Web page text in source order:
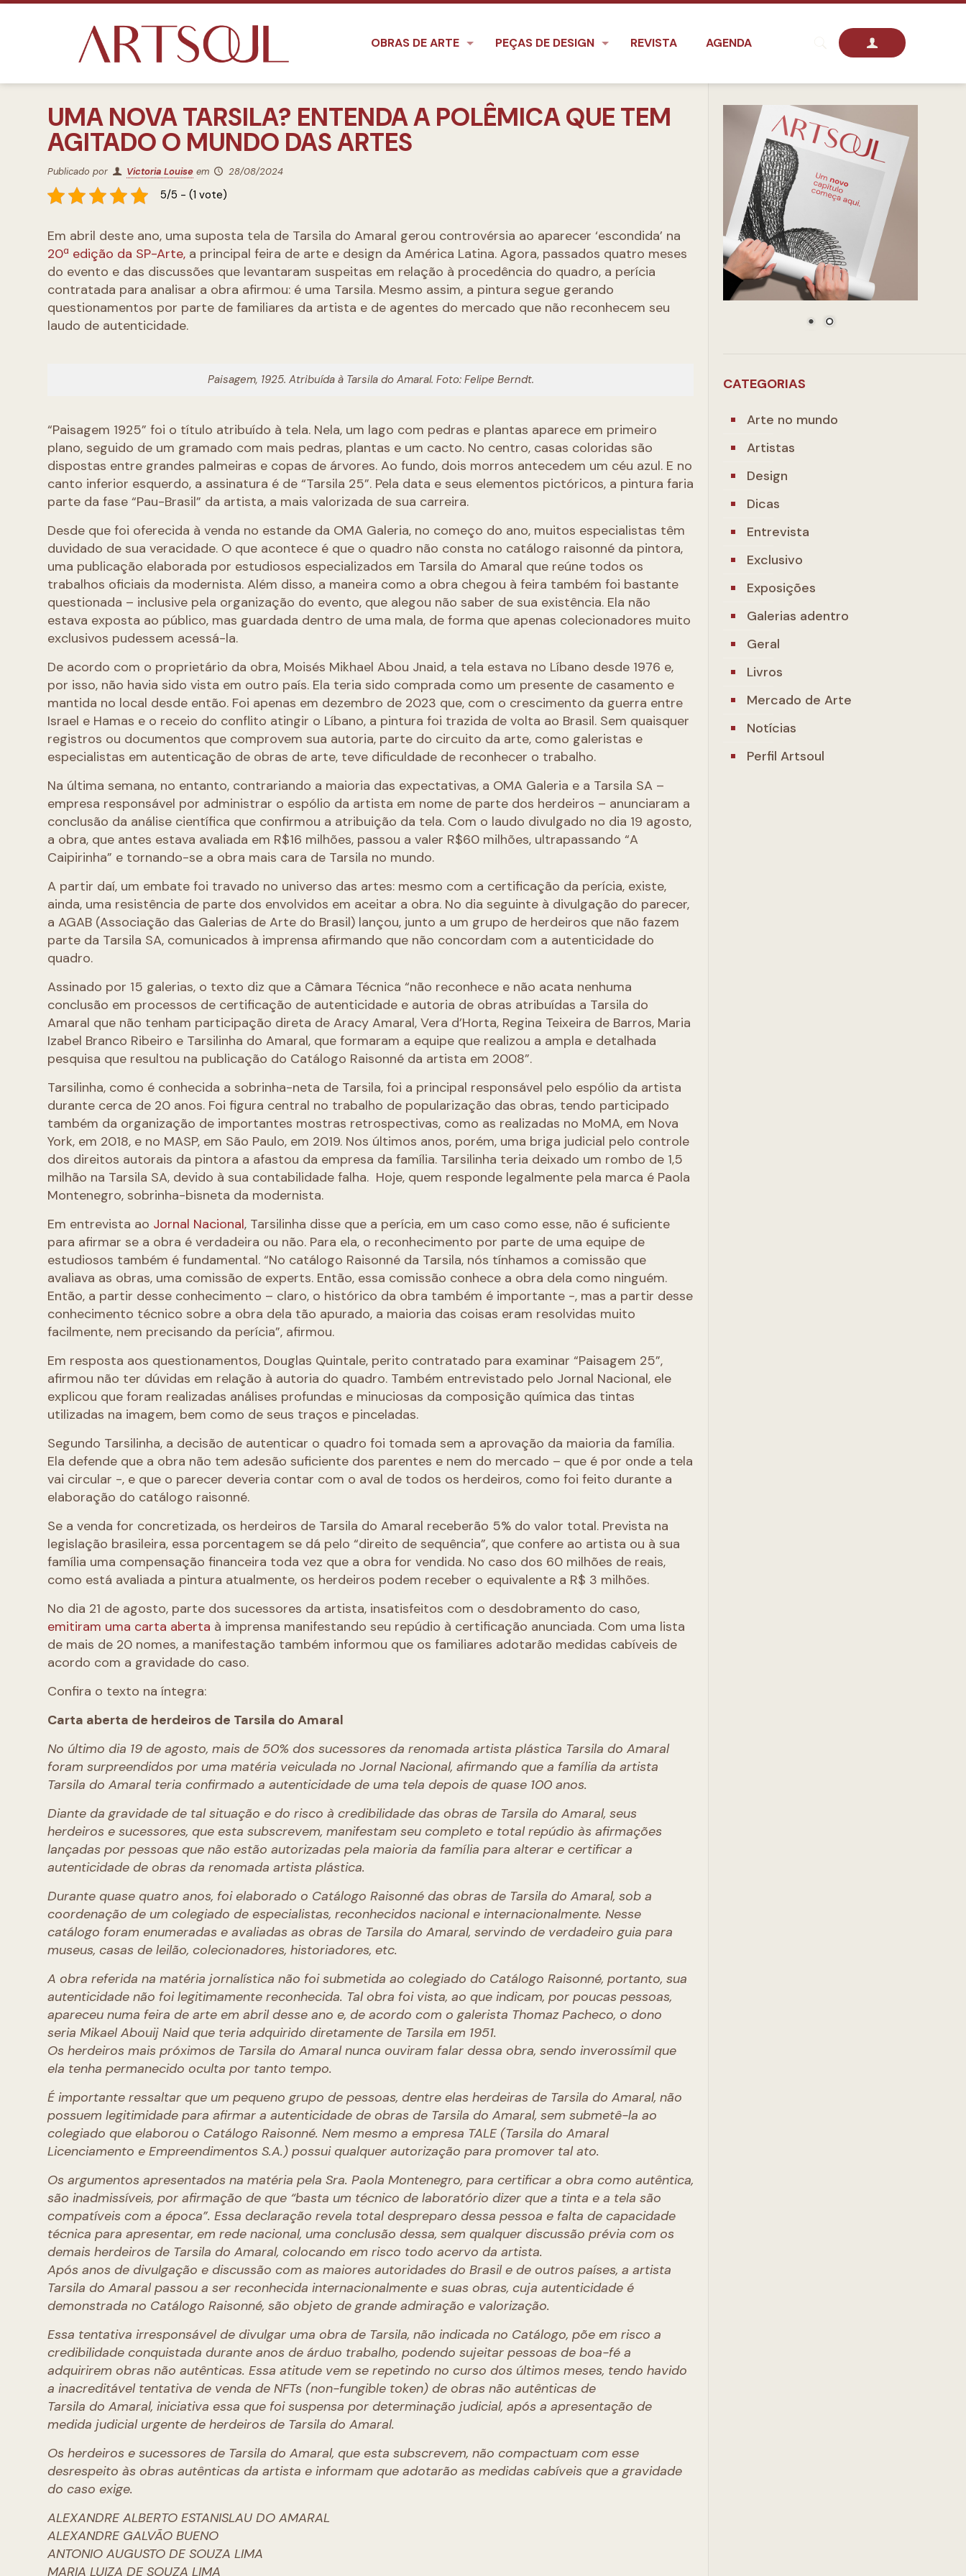
OBRAS DE ARTE PEÇAS DE DESIGN REVISTA AGENDA
UMA NOVA TARSILA? ENTENDA A POLÊMICA QUE TEM
AGITADO O MUNDO DAS ARTES
Publicado por Victoria Louise em 28/08/2024
5/5 - (1 vote)
Em abril deste ano, uma suposta tela de Tarsila do Amaral gerou controvérsia ao aparecer ‘escondida’ na
20ª edição da SP-Arte, a principal feira de arte e design da América Latina. Agora, passados quatro meses
do evento e das discussões que levantaram suspeitas em relação à procedência do quadro, a perícia
contratada para analisar a obra afirmou: é uma Tarsila. Mesmo assim, a pintura segue gerando
questionamentos por parte de familiares da artista e de agentes do mercado que não reconhecem seu
laudo de autenticidade.
Paisagem, 1925. Atribuída à Tarsila do Amaral. Foto: Felipe Berndt.
“Paisagem 1925” foi o título atribuído à tela. Nela, um lago com pedras e plantas aparece em primeiro
plano, seguido de um gramado com mais pedras, plantas e um cacto. No centro, casas coloridas são
dispostas entre grandes palmeiras e copas de árvores. Ao fundo, dois morros antecedem um céu azul. E no
canto inferior esquerdo, a assinatura é de “Tarsila 25”. Pela data e seus elementos pictóricos, a pintura faria
parte da fase “Pau-Brasil” da artista, a mais valorizada de sua carreira.
Desde que foi oferecida à venda no estande da OMA Galeria, no começo do ano, muitos especialistas têm
duvidado de sua veracidade. O que acontece é que o quadro não consta no catálogo raisonné da pintora,
uma publicação elaborada por estudiosos especializados em Tarsila do Amaral que reúne todos os
trabalhos oficiais da modernista. Além disso, a maneira como a obra chegou à feira também foi bastante
questionada – inclusive pela organização do evento, que alegou não saber de sua existência. Ela não
estava exposta ao público, mas guardada dentro de uma mala, de forma que apenas colecionadores muito
exclusivos pudessem acessá-la.
De acordo com o proprietário da obra, Moisés Mikhael Abou Jnaid, a tela estava no Líbano desde 1976 e,
por isso, não havia sido vista em outro país. Ela teria sido comprada como um presente de casamento e
mantida no local desde então. Foi apenas em dezembro de 2023 que, com o crescimento da guerra entre
Israel e Hamas e o receio do conflito atingir o Líbano, a pintura foi trazida de volta ao Brasil. Sem quaisquer
registros ou documentos que comprovem sua autoria, parte do circuito da arte, como galeristas e
especialistas em autenticação de obras de arte, teve dificuldade de reconhecer o trabalho.
Na última semana, no entanto, contrariando a maioria das expectativas, a OMA Galeria e a Tarsila SA –
empresa responsável por administrar o espólio da artista em nome de parte dos herdeiros – anunciaram a
conclusão da análise científica que confirmou a atribuição da tela. Com o laudo divulgado no dia 19 agosto,
a obra, que antes estava avaliada em R$16 milhões, passou a valer R$60 milhões, ultrapassando “A
Caipirinha” e tornando-se a obra mais cara de Tarsila no mundo.
A partir daí, um embate foi travado no universo das artes: mesmo com a certificação da perícia, existe,
ainda, uma resistência de parte dos envolvidos em aceitar a obra. No dia seguinte à divulgação do parecer,
a AGAB (Associação das Galerias de Arte do Brasil) lançou, junto a um grupo de herdeiros que não fazem
parte da Tarsila SA, comunicados à imprensa afirmando que não concordam com a autenticidade do
quadro.
Assinado por 15 galerias, o texto diz que a Câmara Técnica “não reconhece e não acata nenhuma
conclusão em processos de certificação de autenticidade e autoria de obras atribuídas a Tarsila do
Amaral que não tenham participação direta de Aracy Amaral, Vera d’Horta, Regina Teixeira de Barros, Maria
Izabel Branco Ribeiro e Tarsilinha do Amaral, que formaram a equipe que realizou a ampla e detalhada
pesquisa que resultou na publicação do Catálogo Raisonné da artista em 2008”.
Tarsilinha, como é conhecida a sobrinha-neta de Tarsila, foi a principal responsável pelo espólio da artista
durante cerca de 20 anos. Foi figura central no trabalho de popularização das obras, tendo participado
também da organização de importantes mostras retrospectivas, como as realizadas no MoMA, em Nova
York, em 2018, e no MASP, em São Paulo, em 2019. Nos últimos anos, porém, uma briga judicial pelo controle
dos direitos autorais da pintora a afastou da empresa da família. Tarsilinha teria deixado um rombo de 1,5
milhão na Tarsila SA, devido à sua contabilidade falha. Hoje, quem responde legalmente pela marca é Paola
Montenegro, sobrinha-bisneta da modernista.
Em entrevista ao Jornal Nacional, Tarsilinha disse que a perícia, em um caso como esse, não é suficiente
para afirmar se a obra é verdadeira ou não. Para ela, o reconhecimento por parte de uma equipe de
estudiosos também é fundamental. “No catálogo Raisonné da Tarsila, nós tínhamos a comissão que
avaliava as obras, uma comissão de experts. Então, essa comissão conhece a obra dela como ninguém.
Então, a partir desse conhecimento – claro, o histórico da obra também é importante -, mas a partir desse
conhecimento técnico sobre a obra dela tão apurado, a maioria das coisas eram resolvidas muito
facilmente, nem precisando da perícia”, afirmou.
Em resposta aos questionamentos, Douglas Quintale, perito contratado para examinar “Paisagem 25”,
afirmou não ter dúvidas em relação à autoria do quadro. Também entrevistado pelo Jornal Nacional, ele
explicou que foram realizadas análises profundas e minuciosas da composição química das tintas
utilizadas na imagem, bem como de seus traços e pinceladas.
Segundo Tarsilinha, a decisão de autenticar o quadro foi tomada sem a aprovação da maioria da família.
Ela defende que a obra não tem adesão suficiente dos parentes e nem do mercado – que é por onde a tela
vai circular -, e que o parecer deveria contar com o aval de todos os herdeiros, como foi feito durante a
elaboração do catálogo raisonné.
Se a venda for concretizada, os herdeiros de Tarsila do Amaral receberão 5% do valor total. Prevista na
legislação brasileira, essa porcentagem se dá pelo “direito de sequência”, que confere ao artista ou à sua
família uma compensação financeira toda vez que a obra for vendida. No caso dos 60 milhões de reais,
como está avaliada a pintura atualmente, os herdeiros podem receber o equivalente a R$ 3 milhões.
No dia 21 de agosto, parte dos sucessores da artista, insatisfeitos com o desdobramento do caso,
emitiram uma carta aberta à imprensa manifestando seu repúdio à certificação anunciada. Com uma lista
de mais de 20 nomes, a manifestação também informou que os familiares adotarão medidas cabíveis de
acordo com a gravidade do caso.
Confira o texto na íntegra:
Carta aberta de herdeiros de Tarsila do Amaral
No último dia 19 de agosto, mais de 50% dos sucessores da renomada artista plástica Tarsila do Amaral
foram surpreendidos por uma matéria veiculada no Jornal Nacional, afirmando que a família da artista
Tarsila do Amaral teria confirmado a autenticidade de uma tela depois de quase 100 anos.
Diante da gravidade de tal situação e do risco à credibilidade das obras de Tarsila do Amaral, seus
herdeiros e sucessores, que esta subscrevem, manifestam seu completo e total repúdio às afirmações
lançadas por pessoas que não estão autorizadas pela maioria da família para alterar e certificar a
autenticidade de obras da renomada artista plástica.
Durante quase quatro anos, foi elaborado o Catálogo Raisonné das obras de Tarsila do Amaral, sob a
coordenação de um colegiado de especialistas, reconhecidos nacional e internacionalmente. Nesse
catálogo foram enumeradas e avaliadas as obras de Tarsila do Amaral, servindo de verdadeiro guia para
museus, casas de leilão, colecionadores, historiadores, etc.
A obra referida na matéria jornalística não foi submetida ao colegiado do Catálogo Raisonné, portanto, sua
autenticidade não foi legitimamente reconhecida. Tal obra foi vista, ao que indicam, por poucas pessoas,
apareceu numa feira de arte em abril desse ano e, de acordo com o galerista Thomaz Pacheco, o dono
seria Mikael Abouij Naid que teria adquirido diretamente de Tarsila em 1951.
Os herdeiros mais próximos de Tarsila do Amaral nunca ouviram falar dessa obra, sendo inverossímil que
ela tenha permanecido oculta por tanto tempo.
É importante ressaltar que um pequeno grupo de pessoas, dentre elas herdeiras de Tarsila do Amaral, não
possuem legitimidade para afirmar a autenticidade de obras de Tarsila do Amaral, sem submetê-la ao
colegiado que elaborou o Catálogo Raisonné. Nem mesmo a empresa TALE (Tarsila do Amaral
Licenciamento e Empreendimentos S.A.) possui qualquer autorização para promover tal ato.
Os argumentos apresentados na matéria pela Sra. Paola Montenegro, para certificar a obra como autêntica,
são inadmissíveis, por afirmação de que “basta um técnico de laboratório dizer que a tinta e a tela são
compatíveis com a época”. Essa declaração revela total despreparo dessa pessoa e falta de capacidade
técnica para apresentar, em rede nacional, uma conclusão dessa, sem qualquer discussão prévia com os
demais herdeiros de Tarsila do Amaral, colocando em risco todo acervo da artista.
Após anos de divulgação e discussão com as maiores autoridades do Brasil e de outros países, a artista
Tarsila do Amaral passou a ser reconhecida internacionalmente e suas obras, cuja autenticidade é
demonstrada no Catálogo Raisonné, são objeto de grande admiração e valorização.
Essa tentativa irresponsável de divulgar uma obra de Tarsila, não indicada no Catálogo, põe em risco a
credibilidade conquistada durante anos de árduo trabalho, podendo sujeitar pessoas de boa-fé a
adquirirem obras não autênticas. Essa atitude vem se repetindo no curso dos últimos meses, tendo havido
a inacreditável tentativa de venda de NFTs (non-fungible token) de obras não autênticas de
Tarsila do Amaral, iniciativa essa que foi suspensa por determinação judicial, após a apresentação de
medida judicial urgente de herdeiros de Tarsila do Amaral.
Os herdeiros e sucessores de Tarsila do Amaral, que esta subscrevem, não compactuam com esse
desrespeito às obras autênticas da artista e informam que adotarão as medidas cabíveis que a gravidade
do caso exige.
ALEXANDRE ALBERTO ESTANISLAU DO AMARAL
ALEXANDRE GALVÃO BUENO
ANTONIO AUGUSTO DE SOUZA LIMA
MARIA LUIZA DE SOUZA LIMA
CATEGORIAS
Arte no mundo
Artistas
Design
Dicas
Entrevista
Exclusivo
Exposições
Galerias adentro
Geral
Livros
Mercado de Arte
Notícias
Perfil Artsoul